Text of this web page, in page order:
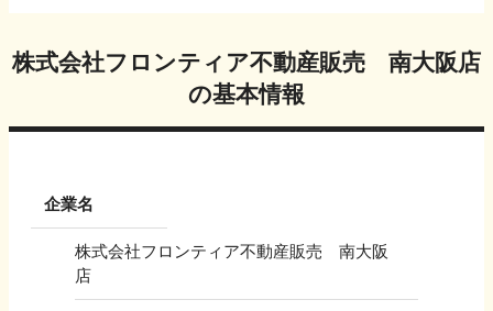
株式会社フロンティア不動産販売 南大阪店
の基本情報
企業名
株式会社フロンティア不動産販売 南大阪
店